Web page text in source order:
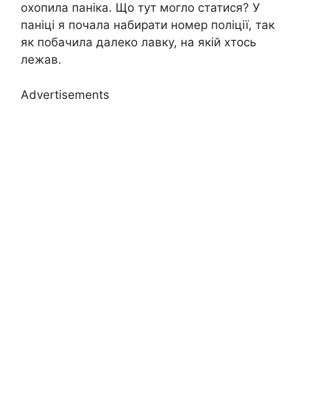
охопила паніка. Що тут могло статися? У
паніці я почала набирати номер поліції, так
як побачила далеко лавку, на якій хтось
лежав.
Advertisements